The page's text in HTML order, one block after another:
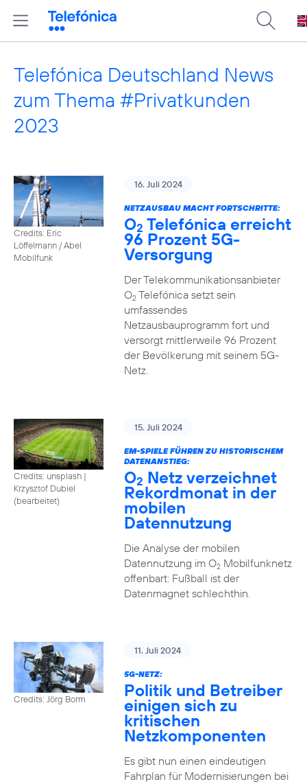
Telefónica Deutschland News
zum Thema #Privatkunden
2023
Credits: Eric
Löffelmann / Abel
Mobilfunk
16. Juli 2024
NETZAUSBAU MACHT FORTSCHRITTE:
O2 Telefónica erreicht
96 Prozent 5G-
Versorgung
Der Telekommunikationsanbieter
O2Telefónica setzt sein
umfassendes
Netzausbauprogramm fort und
versorgt mittlerweile 96 Prozent
der Bevölkerung mit seinem 5G-
Netz.
Credits: unsplash |
Krzysztof Dubiel
(bearbeitet)
15. Juli 2024
EM-SPIELE FÜHREN ZU HISTORISCHEM
DATENANSTIEG:
O2 Netz verzeichnet
Rekordmonat in der
mobilen
Datennutzung
Die Analyse der mobilen
Datennutzung im O2Mobilfunknetz
offenbart: Fußball ist der
Datenmagnet schlechthin.
Credits: Jörg Borm
11. Juli 2024
5G-NETZ:
Politik und Betreiber
einigen sich zu
kritischen
Netzkomponenten
Es gibt nun einen eindeutigen
Fahrplan für Modernisierungen bei